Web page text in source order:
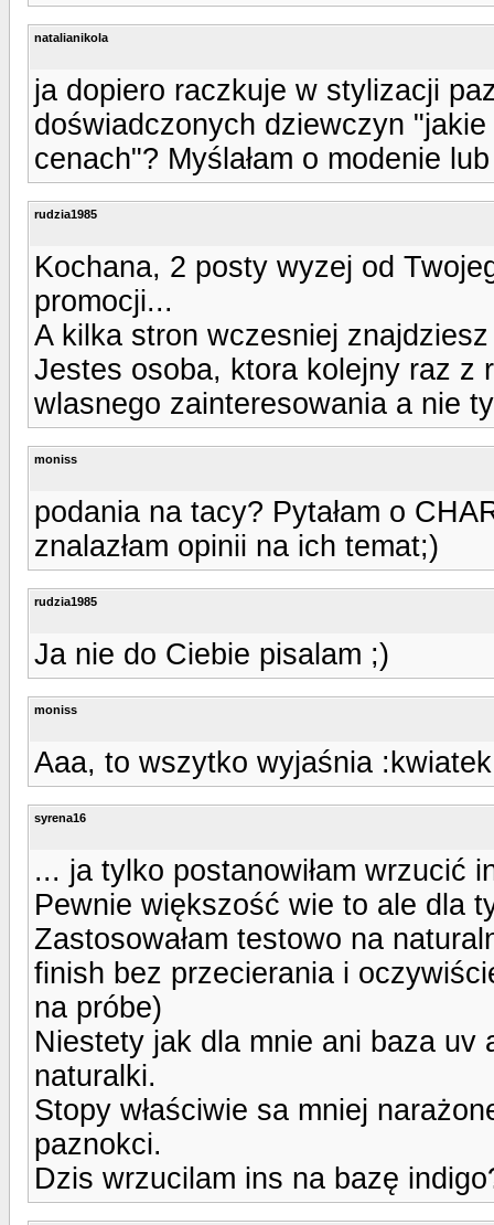
natalianikola
ja dopiero raczkuje w stylizacji
doświadczonych dziewczyn
cenach"? Myślałam o modenie
rudzia1985
Kochana, 2 posty wyzej od
promocji...
A kilka stron wczesniej
Jestes osoba, ktora kolejny raz z
wlasnego zainteresowania a nie
moniss
podania na tacy? Pytałam o
znalazłam opinii na ich temat;)
rudzia1985
Ja nie do Ciebie pisalam ;)
moniss
Aaa, to wszytko wyjaśnia
syrena16
... ja tylko postanowiłam wrzucić
Pewnie większość wie to ale dla
Zastosowałam testowo na
finish bez przecierania i
na próbe)
Niestety jak dla mnie ani baza uv
naturalki.
Stopy właściwie sa mniej
paznokci.
Dzis wrzucilam ins na bazę